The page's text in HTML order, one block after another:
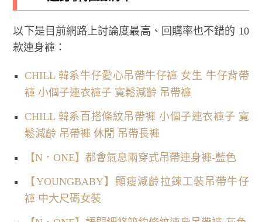
以下是目前網路上討論度最高、回購率也不錯的 10
款連身褲：
CHILL 韓系牛仔愛心吊帶牛仔褲 女生 牛仔背帶
褲 小個子連衣褲子 寬鬆減齡 吊帶褲
CHILL 韓系百搭條紋吊帶褲 小個子連衣褲子 寬
鬆減齡 吊帶褲 休閒 吊帶長褲
【N．ONE】都會氣息兩穿式吊帶連身褲-藍色
【YOUNGBABY】顯瘦減齡拉鍊工裝吊帶牛仔
褲 中大尺碼女裝